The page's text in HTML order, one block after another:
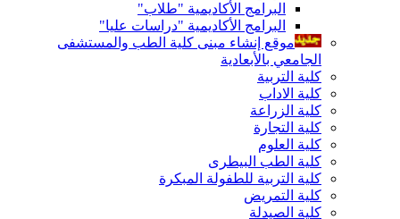
البرامج الأكاديمية "طلاب"
البرامج الأكاديمية "دراسات عليا"
موقع إنشاء مبنى كلية الطب والمستشفى
الجامعي بالأبعادية
كلية التربية
كلية الاداب
كلية الزراعة
كلية التجارة
كلية العلوم
كلية الطب البيطرى
كلية التربية للطفولة المبكرة
كلية التمريض
كلية الصيدلة